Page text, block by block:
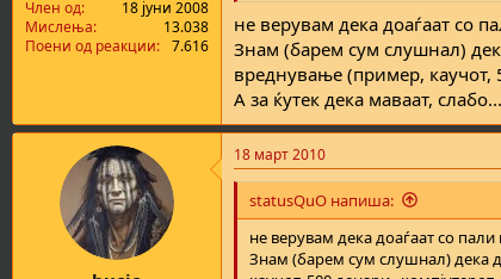
Член од
18 јуни 2008
Мислења
13.038
Поени од реакции
7.616
не верувам дека доаѓаат со
Знам (барем сум слушнал)
вреднување (пример, каучот,
А за ќутек дека маваат, слабо...
18 март 2010
statusQuO напиша:
не верувам дека доаѓаат со
Знам (барем сум слушнал) дека